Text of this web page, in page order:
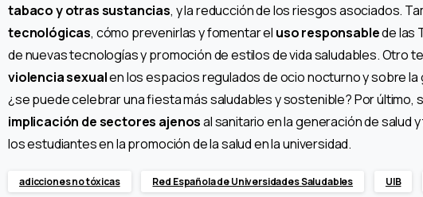
tabaco y otras sustancias, y la reducción de los riesgos asociados.
tecnológicas, cómo prevenirlas y fomentar el uso responsablede las
de nuevas tecnologías y promoción de estilos de vida saludables. Otro
violencia sexualen los espacios regulados de ocio nocturno y sobre
¿se puede celebrar una fiesta más saludables y sostenible? Por último,
implicación de sectores ajenosal sanitario en la generación de salud
los estudiantes en la promoción de la salud en la universidad.
adicciones no tóxicas Red Española de Universidades Saludables UIB